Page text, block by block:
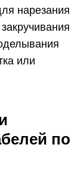
нарезания
или
по